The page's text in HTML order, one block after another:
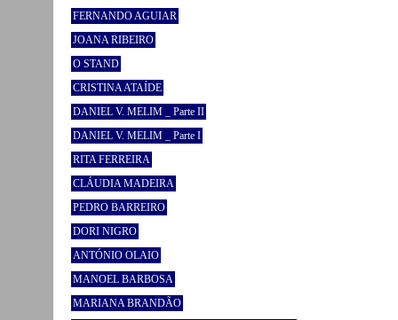
FERNANDO AGUIAR
JOANA RIBEIRO
O STAND
CRISTINA ATAÍDE
DANIEL V. MELIM _ Parte II
DANIEL V. MELIM _ Parte I
RITA FERREIRA
CLÁUDIA MADEIRA
PEDRO BARREIRO
DORI NIGRO
ANTÓNIO OLAIO
MANOEL BARBOSA
MARIANA BRANDÃO